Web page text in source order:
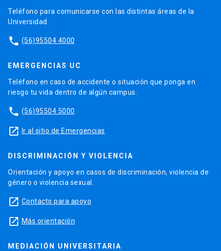
Teléfono para comunicarse con las distintas áreas de la
Universidad.
phone (56)95504 4000
EMERGENCIAS UC
Teléfono en caso de accidente o situación que ponga en
riesgo tu vida dentro de algún campus.
phone (56)95504 5000
launch Ir al sitio de Emergencias
DISCRIMINACIÓN Y VIOLENCIA
Orientación y apoyo en casos de discriminación, violencia de
género o violencia sexual.
launch Contacto para apoyo
launch Más orientación
MEDIACIÓN UNIVERSITARIA